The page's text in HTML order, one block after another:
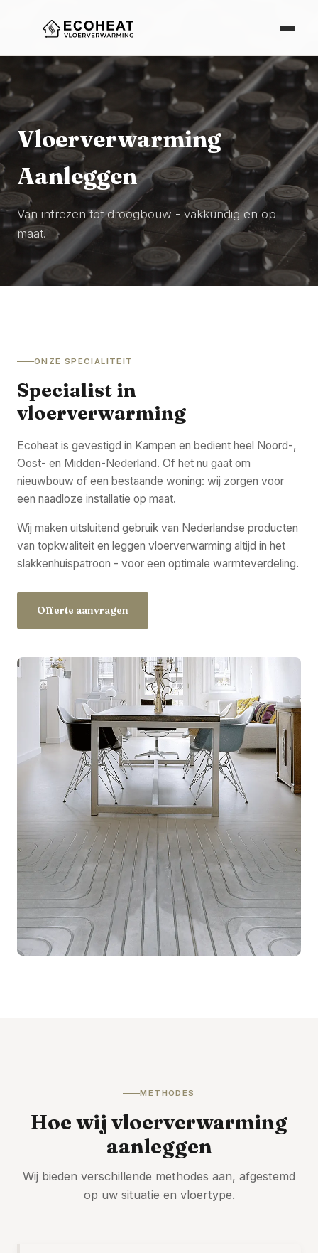
Vloerverwarming
Aanleggen
Van infrezen tot droogbouw - vakkundig en op
maat.
ONZE SPECIALITEIT
Specialist in
vloerverwarming
Ecoheat is gevestigd in Kampen en bedient heel Noord-,
Oost- en Midden-Nederland. Of het nu gaat om
nieuwbouw of een bestaande woning: wij zorgen voor
een naadloze installatie op maat.
Wij maken uitsluitend gebruik van Nederlandse producten
van topkwaliteit en leggen vloerverwarming altijd in het
slakkenhuispatroon - voor een optimale warmteverdeling.
Offerte aanvragen
METHODES
Hoe wij vloerverwarming
aanleggen
Wij bieden verschillende methodes aan, afgestemd
op uw situatie en vloertype.